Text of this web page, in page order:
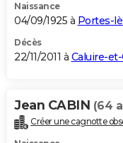
Naissance
04/09/1925 à Portes-
Décès
22/11/2011 à Caluire-
Jean CABIN (64
Créer une cagnotte